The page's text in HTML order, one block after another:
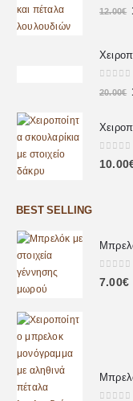
out
12.00€
out
20.00€
0 out
10.00
BEST SELLING
0out
7.00€